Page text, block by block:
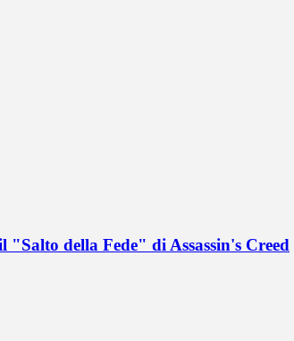
della Fede" di Assassin's Creed